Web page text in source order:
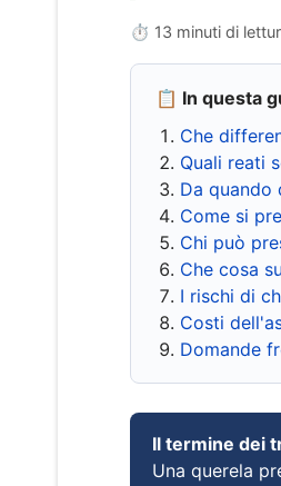
⏱ 13 minuti di
📋 In questa
Che
Quali reati
Da quando
Come si
Chi può
Che cosa
I rischi di
Costi
Domande
Il termine dei
Una querela